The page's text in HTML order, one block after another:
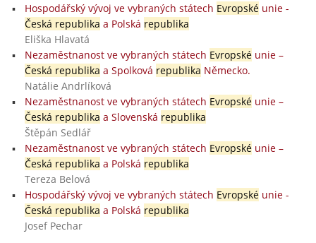
Hospodářský vývoj ve vybraných státech Evropskéunie -
Česká republika a Polská republika
Eliška Hlavatá
Nezaměstnanost ve vybraných státech Evropskéunie –
Česká republika a Spolková republika Německo.
Natálie Andrlíková
Nezaměstnanost ve vybraných státech Evropskéunie –
Česká republika a Slovenská republika
Štěpán Sedlář
Nezaměstnanost ve vybraných státech Evropskéunie –
Česká republika a Polská republika
Tereza Belová
Hospodářský vývoj ve vybraných státech Evropskéunie -
Česká republika a Polská republika
Josef Pechar